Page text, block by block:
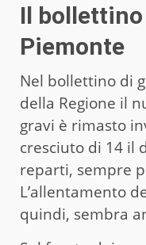
Il bollettino
Piemonte
Nel bollettino di
della Regione il
gravi è rimasto
cresciuto di 14 il
reparti, sempre
L’allentamento
quindi, sembra